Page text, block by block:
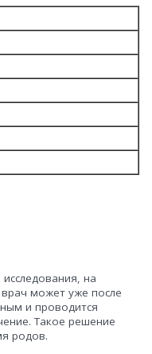
на
может уже после
и проводится
Такое решение
родов.